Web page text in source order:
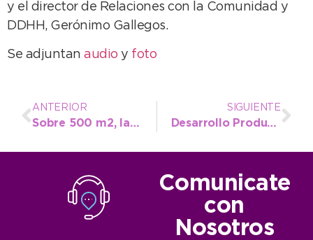
y el director de Relaciones con la Comunidad y
DDHH, Gerónimo Gallegos.
Se adjuntan audio y foto
ANTERIOR
Sobre 500 m2, la segunda etapa de bacheo en Barrio Arce ya está en marcha
SIGUIENTE
Desarrollo Productivo organiza curso sobre Marketing para fortalecer la comercialización
Comunicate
con
Nosotros